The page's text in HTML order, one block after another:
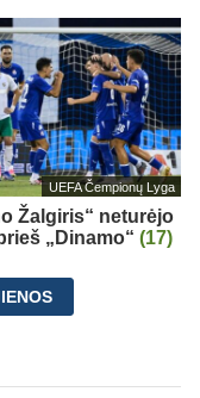
UEFA Čempionų Lyga
Žalgiris“ neturėjo
„Dinamo“ (17)